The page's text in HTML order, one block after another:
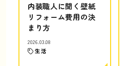
内装職人に聞く壁紙
リフォーム費用の決
まり方
2026.03.08
生活